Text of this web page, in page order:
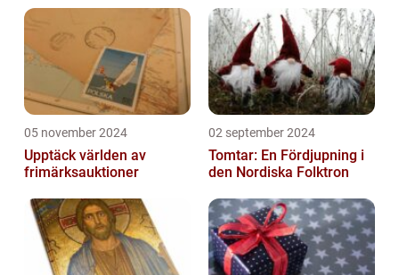
05 november 2024
Upptäck världen av
frimärksauktioner
02 september 2024
Tomtar: En Fördjupning i
den Nordiska Folktron